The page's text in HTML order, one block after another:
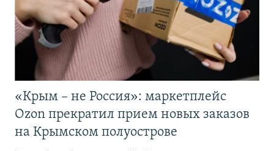
«Крым – не Россия»: маркетплейс
Ozon прекратил прием новых заказов
на Крымском полуострове